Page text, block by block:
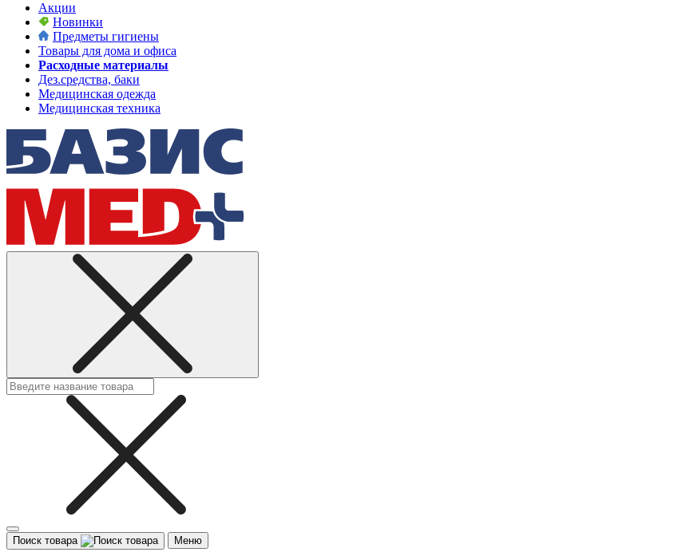
Акции
Новинки
Предметы гигиены
Товары для дома и офиса
Расходные материалы
Дез.средства, баки
Медицинская одежда
Медицинская техника
Поиск товара Меню